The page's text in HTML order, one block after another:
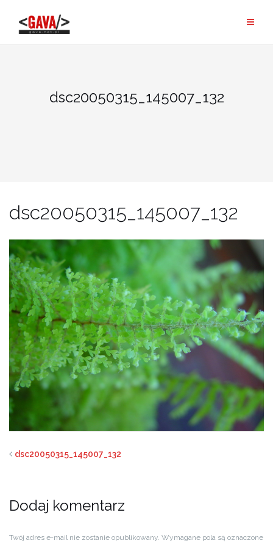
content
dsc20050315_145007_132
dsc20050315_145007_132
dsc20050315_145007_132
Dodaj komentarz
Twój adres e-mail nie zostanie opublikowany. Wymagane pola są oznaczone